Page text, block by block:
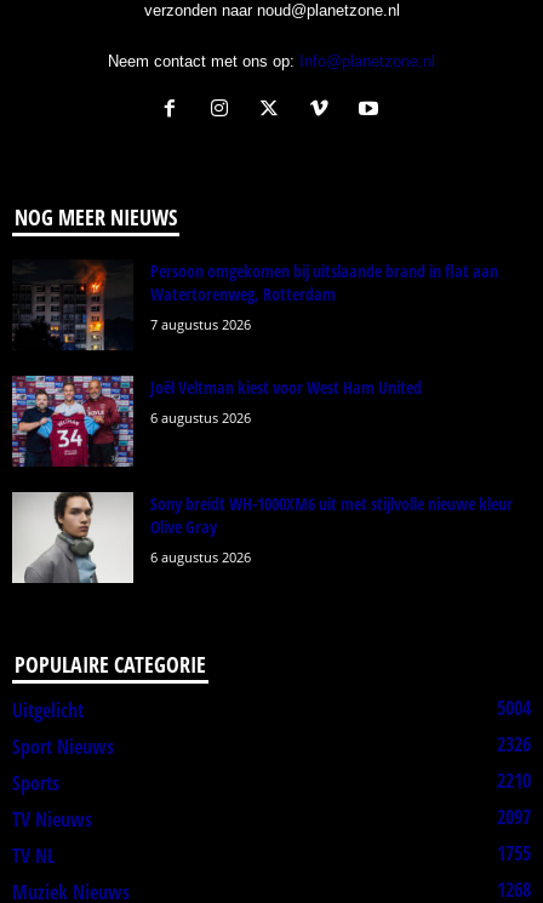
verzonden naar noud@planetzone.nl
Neem contact met ons op: Info@planetzone.nl
NOG MEER NIEUWS
Persoon omgekomen bij uitslaande brand in flat aan
Watertorenweg, Rotterdam
7 augustus 2026
Joël Veltman kiest voor West Ham United
6 augustus 2026
Sony breidt WH-1000XM6 uit met stijlvolle nieuwe kleur
Olive Gray
6 augustus 2026
POPULAIRE CATEGORIE
Uitgelicht
5004
Sport Nieuws
2326
Sports
2210
TV Nieuws
2097
TV NL
1755
Muziek Nieuws
1268